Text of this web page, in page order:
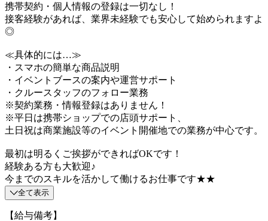
携帯契約・個人情報の登録は一切なし！
接客経験があれば、業界未経験でも安心して始められますよ
◎
≪具体的には…≫
・スマホの簡単な商品説明
・イベントブースの案内や運営サポート
・クルースタッフのフォロー業務
※契約業務・情報登録はありません！
※平日は携帯ショップでの店頭サポート、
土日祝は商業施設等のイベント開催地での業務が中心です。
最初は明るくご挨拶ができればOKです！
経験ある方も大歓迎♪
今までのスキルを活かして働けるお仕事です★★
全て表示
【給与備考】